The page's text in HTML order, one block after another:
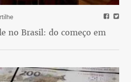
no Brasil: do começo em